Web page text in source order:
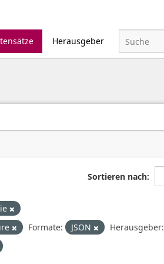
Herausgeber
Sortieren nach
Formate: JSON
Herausgeber: